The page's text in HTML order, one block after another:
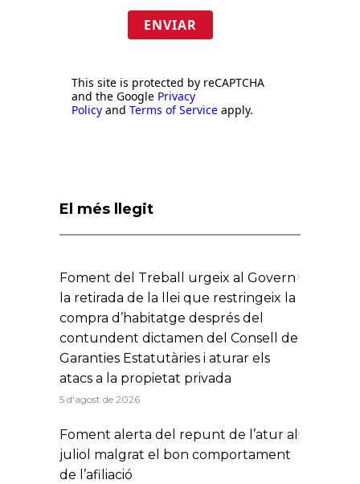
ENVIAR
This site is protected by reCAPTCHA
and the Google Privacy
Policy and Terms of Service apply.
El més llegit
Foment del Treball urgeix al Govern
la retirada de la llei que restringeix la
compra d’habitatge després del
contundent dictamen del Consell de
Garanties Estatutàries i aturar els
atacs a la propietat privada
5 d'agost de 2026
Foment alerta del repunt de l’atur al
juliol malgrat el bon comportament
de l’afiliació